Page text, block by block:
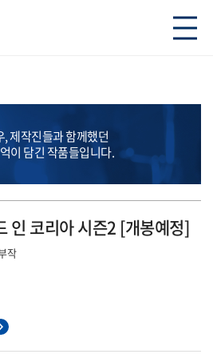
, 제작진들과 함께했던
이 담긴 작품들입니다.
인 코리아 시즌2 [개봉예정]
작